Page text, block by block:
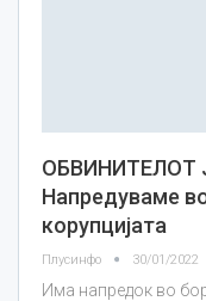
ОБВИНИТЕЛОТ
Напредуваме
корупцијата
Плусинфо 30/01/2022
Има напредок во